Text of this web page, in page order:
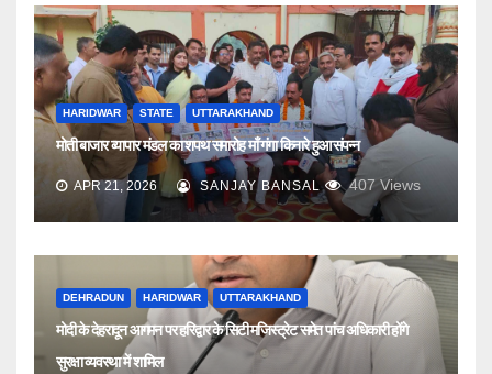
HARIDWAR STATE UTTARAKHAND
मोती बाजार व्यापार मंडल का शपथ समारोह माँ गंगा किनारे हुआ संपन्न
APR 21, 2026 SANJAY BANSAL 407Views
DEHRADUN HARIDWAR UTTARAKHAND
मोदी के देहरादून आगमन पर हरिद्वार के सिटी मजिस्ट्रेट समेत पांच अधिकारी होंगे
सुरक्षा व्यवस्था में शामिल